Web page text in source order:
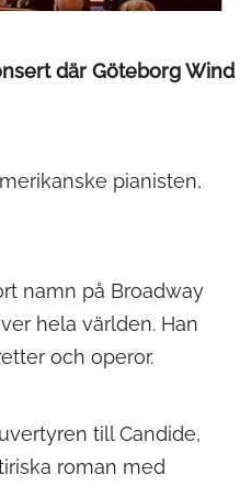
där Göteborg Wind
pianisten,
namn på Broadway
hela världen. Han
och operor.
till Candide,
roman med